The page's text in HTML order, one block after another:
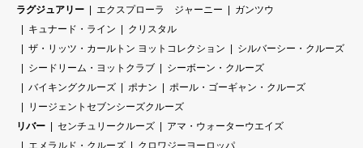
ラグジュアリー
エクスプローラ ジャーニー
ガンツウ
キュナード・ライン
クリスタル
ザ・リッツ・カールトン ヨットコレクション
シルバーシー・クルーズ
シードリーム・ヨットクラブ
シーボーン・クルーズ
バイキングクルーズ
ポナン
ポール・ゴーギャン・クルーズ
リージェントセブンシーズクルーズ
リバー
センチュリークルーズ
アマ・ウォーターウエイズ